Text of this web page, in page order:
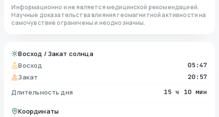
Информационно и не является медицинской рекомендацией.
Научные доказательства влияния геомагнитной активности на
самочувствие ограничены и неоднозначны.
Восход / Закат солнца
Восход
05:47
Закат 20:57
Длительность дня 15 ч 10 мин
Координаты